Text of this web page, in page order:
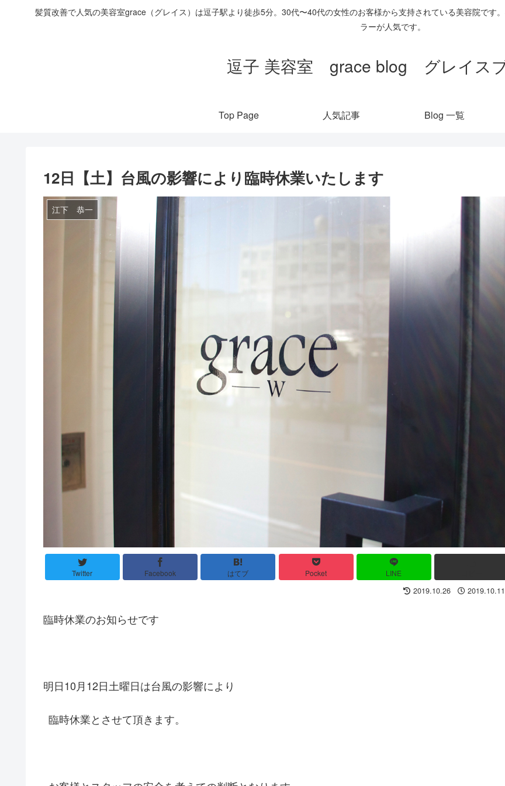
髪質改善で人気の美容室grace（グレイス）は逗子駅より徒歩5分。30代〜40代の女性のお客様から支持されている美容院です
ラーが人気です。
逗子 美容室 grace blog グレイス
Top Page 人気記事 Blog 一覧
12日【土】台風の影響により臨時休業いたします
江下 恭一
Twitter Facebook はてブ Pocket LINE
2019.10.26 2019.10.11
臨時休業のお知らせです
明日10月12日土曜日は台風の影響により
臨時休業とさせて頂きます。